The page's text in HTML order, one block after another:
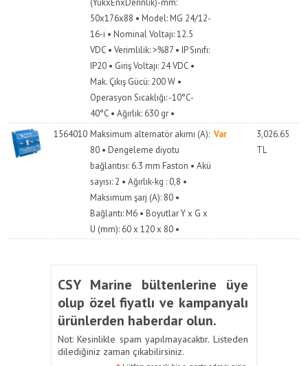
(YükxEnxDerinlik)-mm:
50x176x88 • Model: MG 24/12-
16-i • Nominal Voltajı: 12.5
VDC • Verimlilik: >%87 • IP Sınıfı:
IP20 • Giriş Voltajı: 24 VDC •
Mak. Çıkış Gücü: 200 W •
Operasyon Sıcaklığı: -10°C-
40°C • Ağırlık: 630 gr •
1564010 Maksimum alternatör akımı (A):
80 • Dengeleme diyotu
bağlantısı: 6.3 mm Faston • Akü
sayısı: 2 • Ağırlık-kg : 0,8 •
Maksimum şarj (A): 80 •
Bağlantı: M6 • Boyutlar Y x G x
U (mm): 60 x 120 x 80 •
Var
3,026.65
TL
CSY Marine bültenlerine üye
olup özel fiyatlı ve kampanyalı
ürünlerden haberdar olun.
Not: Kesinlikle spam yapılmayacaktır. Listeden
dilediğiniz zaman çıkabilirsiniz.